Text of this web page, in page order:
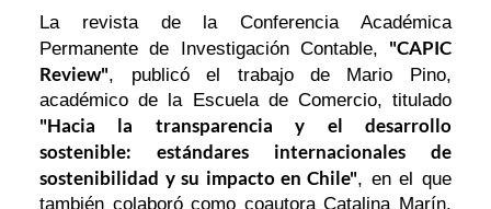
La revista de la Conferencia Académica
Permanente de Investigación Contable, "CAPIC
Review", publicó el trabajo de Mario Pino,
académico de la Escuela de Comercio, titulado
"Hacia la transparencia y el desarrollo
sostenible: estándares internacionales de
sostenibilidad y su impacto en Chile", en el que
también colaboró como coautora Catalina Marín,